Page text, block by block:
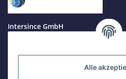
Jetzt
+49 8679
werktags
+49 162
Intersince GmbH
84508 Burgkirchen a.d.Alz
Alle